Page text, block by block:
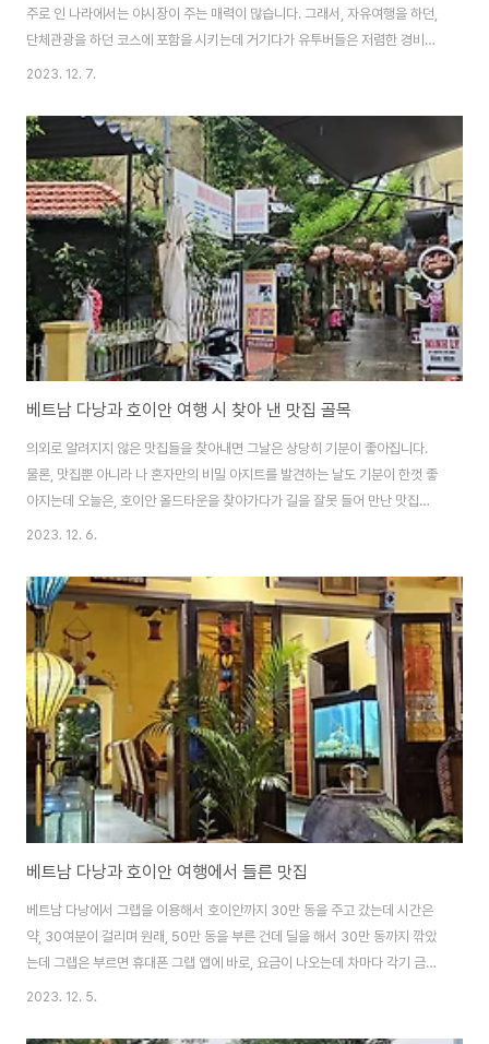
주로 인 나라에서는 야시장이 주는 매력이 많습니다. 그래서, 자유여행을 하던,
단체관광을 하던 코스에 포함을 시키는데 거기다가 유투버들은 저렴한 경비로
마음 껏 촬영을 할 수 있으니 거의 보고나 다름이 없습니다. 한국의 남대문 시장
하지는 않는 것같습니다. 알래스카에서는 그런 재래시장 자체가 없으며 기껏,
주중에 열리는 farmers' market이나 여름에 한시적으로 열리는 주말시장이
있습니다. 모든 것들이 마트에서 파니, 별도로 재래시장이 필요하지는 않습니
다. 호이안 호텔에서 그랩 오토바이를 불러 14,000동(700원)에 가면서 2시
간 후에 다시 나..
2023. 12. 7.
베트남 다낭과 호이안 여행 시 찾아 낸 맛집 골목
의외로 알려지지 않은 맛집들을 찾아내면 그날은 상당히 기분이 좋아집니다.
물론, 맛집뿐 아니라 나 혼자만의 비밀 아지트를 발견하는 날도 기분이 한껏 좋
아지는데 오늘은, 호이안 올드타운을 찾아가다가 길을 잘못 들어 만난 맛집들
이 즐비한 골목이며 역사적인 의미가 깃든 곳이기도 해서 나름 가슴이 뿌듯해
받아 글도 한문을 사용하던 암울한 시기도 있었지만 꿋꿋하게 프랑스와 중국과
미국의 전쟁에서 승리한 베트남이 마치 우리네와 같은 숱한 아픔의 역사를 간
직하고 있기에 더욱 정이 가는 게 아닌가 합니다. 정확한 지도와 위치를 알 수
있는 이정표 골목에 있는 곳인데 , 한인 여행객들이 오지 않는 이유는 아마도 단
체여행을 하기 위해 올드타운부..
2023. 12. 6.
베트남 다낭과 호이안 여행에서 들른 맛집
베트남 다낭에서 그랩을 이용해서 호이안까지 30만 동을 주고 갔는데 시간은
약, 30여분이 걸리며 원래, 50만 동을 부른 건데 딜을 해서 30만 동까지 깎았
는데 그랩은 부르면 휴대폰 그랩 앱에 바로, 요금이 나오는데 차마다 각기 금액
이 다릅니다. 아직도 그 이유를 모르겠습니다. 원화 환상하는 법은 간단하게 뒤
2023. 12. 5.